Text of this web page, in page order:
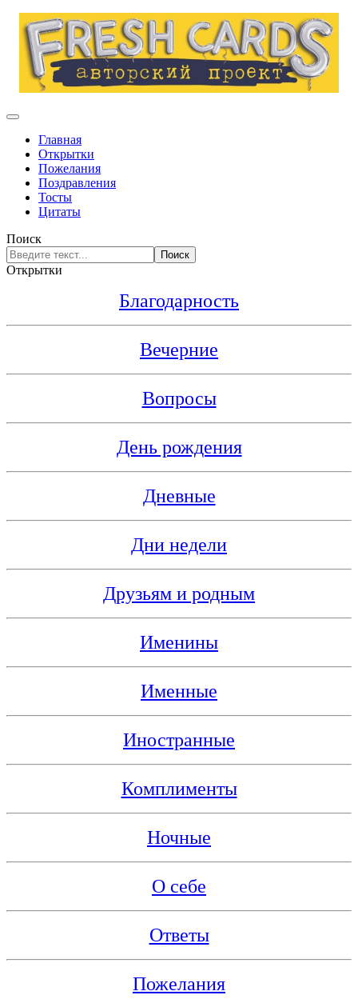
Главная
Открытки
Пожелания
Поздравления
Тосты
Цитаты
Поиск
Поиск
Открытки
Благодарность
Вечерние
Вопросы
День рождения
Дневные
Дни недели
Друзьям и родным
Именины
Именные
Иностранные
Комплименты
Ночные
О себе
Ответы
Пожелания